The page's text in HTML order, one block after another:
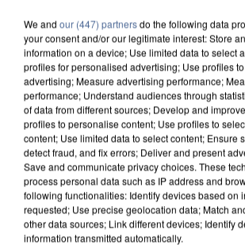
We and our (447) partnersdo the following data
your consent and/or our legitimate interest: Store
information on a device; Use limited data to select
profiles for personalised advertising; Use profiles
advertising; Measure advertising performance;
performance; Understand audiences through
of data from different sources; Develop and
profiles to personalise content; Use profiles to
content; Use limited data to select content; Ensure
detect fraud, and fix errors; Deliver and present
Save and communicate privacy choices. These
process personal data such as IP address and
following functionalities: Identify devices based on
requested; Use precise geolocation data; Match
other data sources; Link different devices; Identify
information transmitted automatically.